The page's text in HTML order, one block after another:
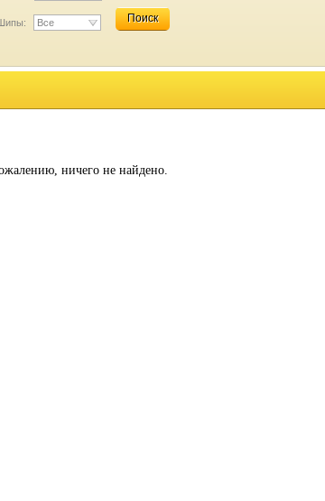
Все Поиск
ничего не найдено.